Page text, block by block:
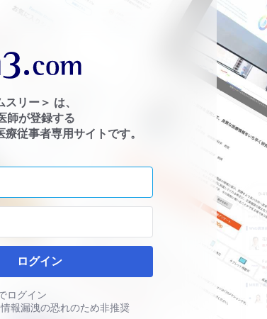
リー＞ は、
師が登録する
療従事者専用サイトです。
ログイン
ログイン
報漏洩の恐れのため非推奨